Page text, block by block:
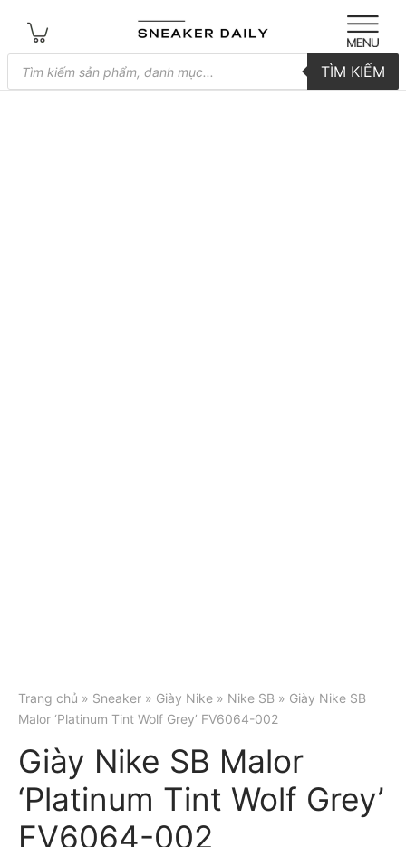
Tìm
kiếm
sản
TÌM KIẾM
Trang chủ » Sneaker » Giày Nike » Nike SB » Giày Nike SB
Malor ‘Platinum Tint Wolf Grey’ FV6064-002
Giày Nike SB Malor
‘Platinum Tint Wolf Grey’
FV6064-002